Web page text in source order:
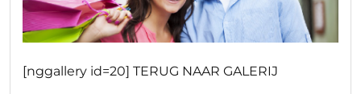
[nggallery id=20] TERUG NAAR GALERIJ